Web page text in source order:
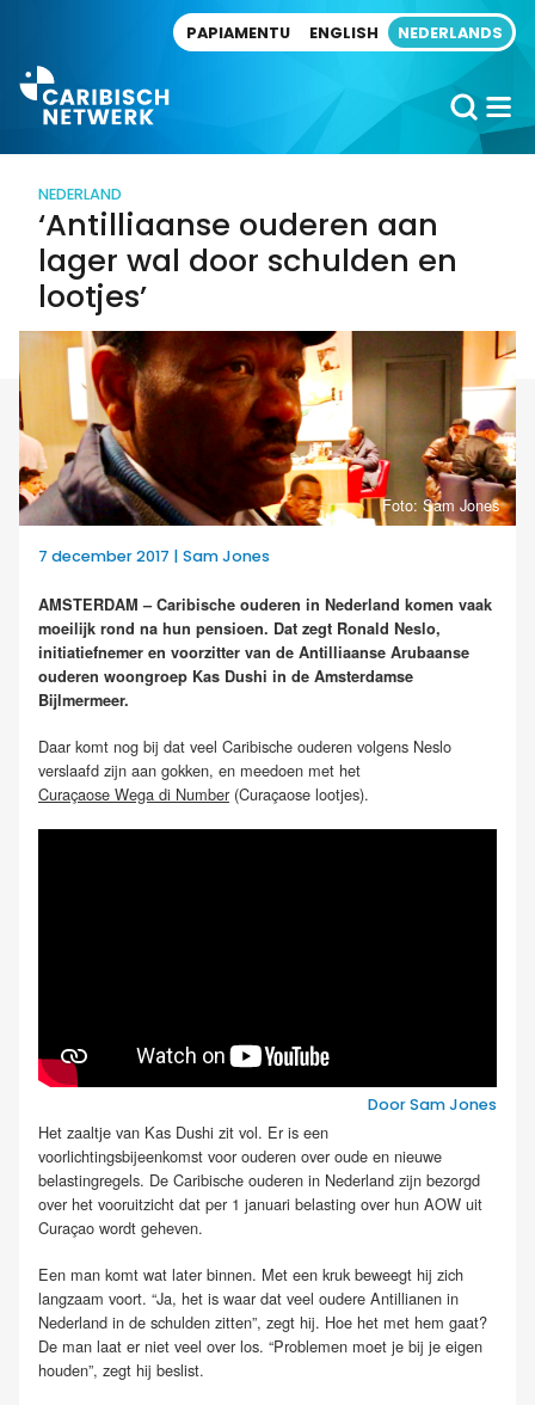
PAPIAMENTU ENGLISH NEDERLANDS
NEDERLAND
‘Antilliaanse ouderen aan
lager wal door schulden en
lootjes’
Foto: Sam Jones
7 december 2017 | Sam Jones
AMSTERDAM – Caribische ouderen in Nederland komen vaak
moeilijk rond na hun pensioen. Dat zegt Ronald Neslo,
initiatiefnemer en voorzitter van de Antilliaanse Arubaanse
ouderen woongroep Kas Dushi in de Amsterdamse
Bijlmermeer.
Daar komt nog bij dat veel Caribische ouderen volgens Neslo
verslaafd zijn aan gokken, en meedoen met het
Curaçaose Wega di Number (Curaçaose lootjes).
Door Sam Jones
Het zaaltje van Kas Dushi zit vol. Er is een
voorlichtingsbijeenkomst voor ouderen over oude en nieuwe
belastingregels. De Caribische ouderen in Nederland zijn bezorgd
over het vooruitzicht dat per 1 januari belasting over hun AOW uit
Curaçao wordt geheven.
Een man komt wat later binnen. Met een kruk beweegt hij zich
langzaam voort. “Ja, het is waar dat veel oudere Antillianen in
Nederland in de schulden zitten”, zegt hij. Hoe het met hem gaat?
De man laat er niet veel over los. “Problemen moet je bij je eigen
houden”, zegt hij beslist.